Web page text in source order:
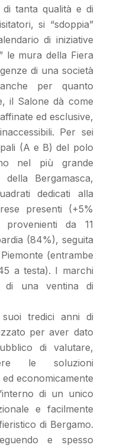
tanta qualità e di
si “sdoppia”
di iniziative
le mura della Fiera
di una società
per quanto
il Salone dà come
ed esclusive,
Per sei
(A e B) del polo
nel più grande
della Bergamasca,
dedicati alla
presenti (+5%
provenienti da 11
(84%), seguita
(entrambe
a testa). I marchi
di una ventina di
tredici anni di
per aver dato
di valutare,
le soluzioni
economicamente
di un unico
e facilmente
di Bergamo.
e spesso